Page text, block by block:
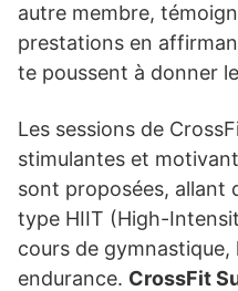
autre membre,
prestations en
te poussent à donner
Les sessions de
stimulantes et
sont proposées, allant
type HIIT (High-
cours de
endurance. CrossFit